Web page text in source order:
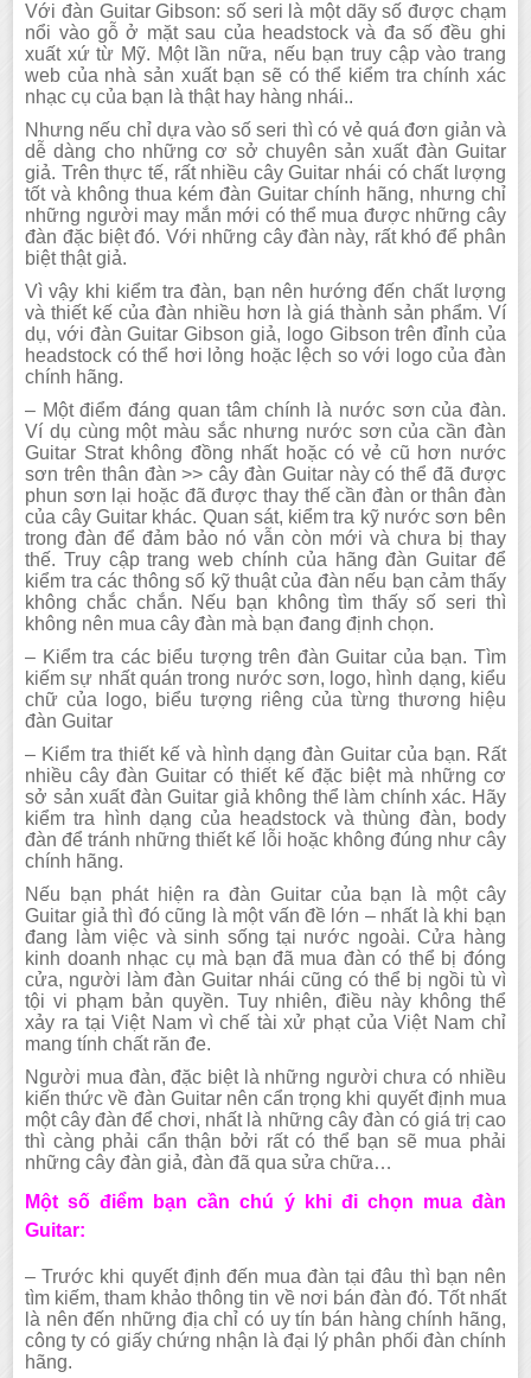
Với đàn Guitar Gibson: số seri là một dãy số được chạm
nổi vào gỗ ở mặt sau của headstock và đa số đều ghi
xuất xứ từ Mỹ. Một lần nữa, nếu bạn truy cập vào trang
web của nhà sản xuất bạn sẽ có thể kiểm tra chính xác
nhạc cụ của bạn là thật hay hàng nhái..
Nhưng nếu chỉ dựa vào số seri thì có vẻ quá đơn giản và
dễ dàng cho những cơ sở chuyên sản xuất đàn Guitar
giả. Trên thực tế, rất nhiều cây Guitar nhái có chất lượng
tốt và không thua kém đàn Guitar chính hãng, nhưng chỉ
những người may mắn mới có thể mua được những cây
đàn đặc biệt đó. Với những cây đàn này, rất khó để phân
biệt thật giả.
Vì vậy khi kiểm tra đàn, bạn nên hướng đến chất lượng
và thiết kế của đàn nhiều hơn là giá thành sản phẩm. Ví
dụ, với đàn Guitar Gibson giả, logo Gibson trên đỉnh của
headstock có thể hơi lỏng hoặc lệch so với logo của đàn
chính hãng.
– Một điểm đáng quan tâm chính là nước sơn của đàn.
Ví dụ cùng một màu sắc nhưng nước sơn của cần đàn
Guitar Strat không đồng nhất hoặc có vẻ cũ hơn nước
sơn trên thân đàn >> cây đàn Guitar này có thể đã được
phun sơn lại hoặc đã được thay thế cần đàn or thân đàn
của cây Guitar khác. Quan sát, kiểm tra kỹ nước sơn bên
trong đàn để đảm bảo nó vẫn còn mới và chưa bị thay
thế. Truy cập trang web chính của hãng đàn Guitar để
kiểm tra các thông số kỹ thuật của đàn nếu bạn cảm thấy
không chắc chắn. Nếu bạn không tìm thấy số seri thì
không nên mua cây đàn mà bạn đang định chọn.
– Kiểm tra các biểu tượng trên đàn Guitar của bạn. Tìm
kiếm sự nhất quán trong nước sơn, logo, hình dạng, kiểu
chữ của logo, biểu tượng riêng của từng thương hiệu
đàn Guitar
– Kiểm tra thiết kế và hình dạng đàn Guitar của bạn. Rất
nhiều cây đàn Guitar có thiết kế đặc biệt mà những cơ
sở sản xuất đàn Guitar giả không thể làm chính xác. Hãy
kiểm tra hình dạng của headstock và thùng đàn, body
đàn để tránh những thiết kế lỗi hoặc không đúng như cây
chính hãng.
Nếu bạn phát hiện ra đàn Guitar của bạn là một cây
Guitar giả thì đó cũng là một vấn đề lớn – nhất là khi bạn
đang làm việc và sinh sống tại nước ngoài. Cửa hàng
kinh doanh nhạc cụ mà bạn đã mua đàn có thể bị đóng
cửa, người làm đàn Guitar nhái cũng có thể bị ngồi tù vì
tội vi phạm bản quyền. Tuy nhiên, điều này không thể
xảy ra tại Việt Nam vì chế tài xử phạt của Việt Nam chỉ
mang tính chất răn đe.
Người mua đàn, đặc biệt là những người chưa có nhiều
kiến thức về đàn Guitar nên cẩn trọng khi quyết định mua
một cây đàn để chơi, nhất là những cây đàn có giá trị cao
thì càng phải cẩn thận bởi rất có thể bạn sẽ mua phải
những cây đàn giả, đàn đã qua sửa chữa…
Một số điểm bạn cần chú ý khi đi chọn mua đàn
Guitar:
– Trước khi quyết định đến mua đàn tại đâu thì bạn nên
tìm kiếm, tham khảo thông tin về nơi bán đàn đó. Tốt nhất
là nên đến những địa chỉ có uy tín bán hàng chính hãng,
công ty có giấy chứng nhận là đại lý phân phối đàn chính
hãng.